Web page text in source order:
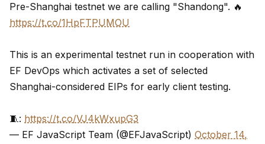
Pre-Shanghai testnet we are calling "Shandong". 🔥
https://t.co/1HpFTPUMOU
This is an experimental testnet run in cooperation with
EF DevOps which activates a set of selected
Shanghai-considered EIPs for early client testing.
🧵: https://t.co/VJ4kWxupG3
— EF JavaScript Team (@EFJavaScript) October 14,